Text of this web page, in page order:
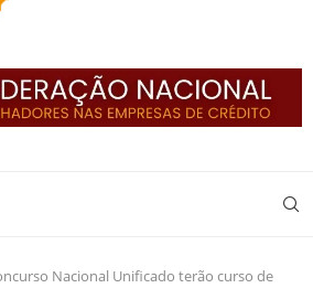
Nacional Unificado terão curso de